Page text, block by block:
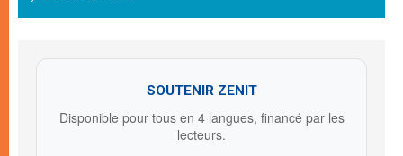
SOUTENIR ZENIT
Disponible pour tous en 4 langues, financé par les
lecteurs.